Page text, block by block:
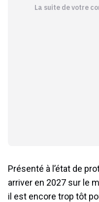
La suite de votre
Présenté à l’état de
arriver en 2027 sur le
il est encore trop tôt